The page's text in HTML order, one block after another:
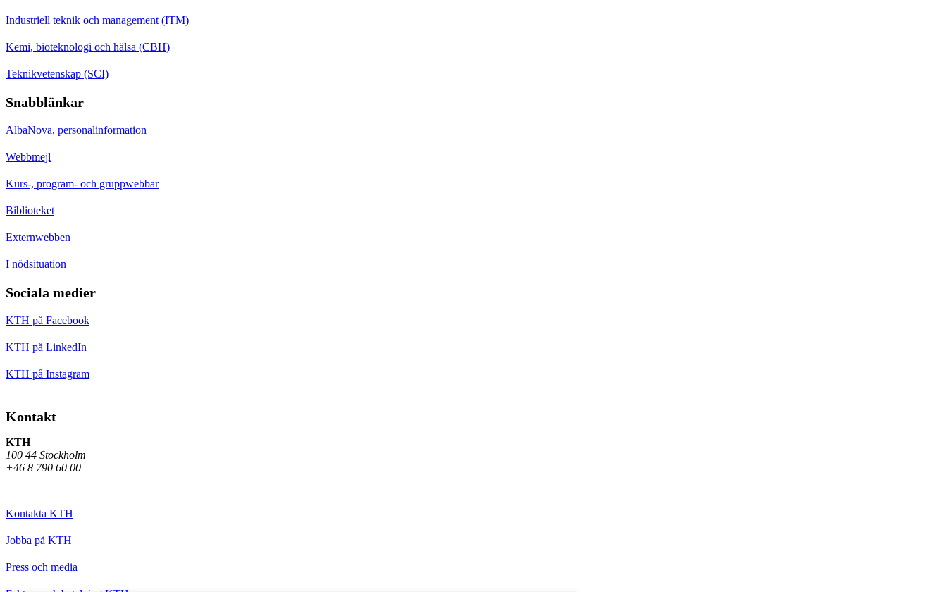
Industriell teknik och management (ITM)
Kemi, bioteknologi och hälsa (CBH)
Teknikvetenskap (SCI)
Snabblänkar
AlbaNova, personalinformation
Webbmejl
Kurs-, program- och gruppwebbar
Biblioteket
Externwebben
I nödsituation
Sociala medier
KTH på Facebook
KTH på LinkedIn
KTH på Instagram
Kontakt
KTH
100 44 Stockholm
+46 8 790 60 00
Kontakta KTH
Jobba på KTH
Press och media